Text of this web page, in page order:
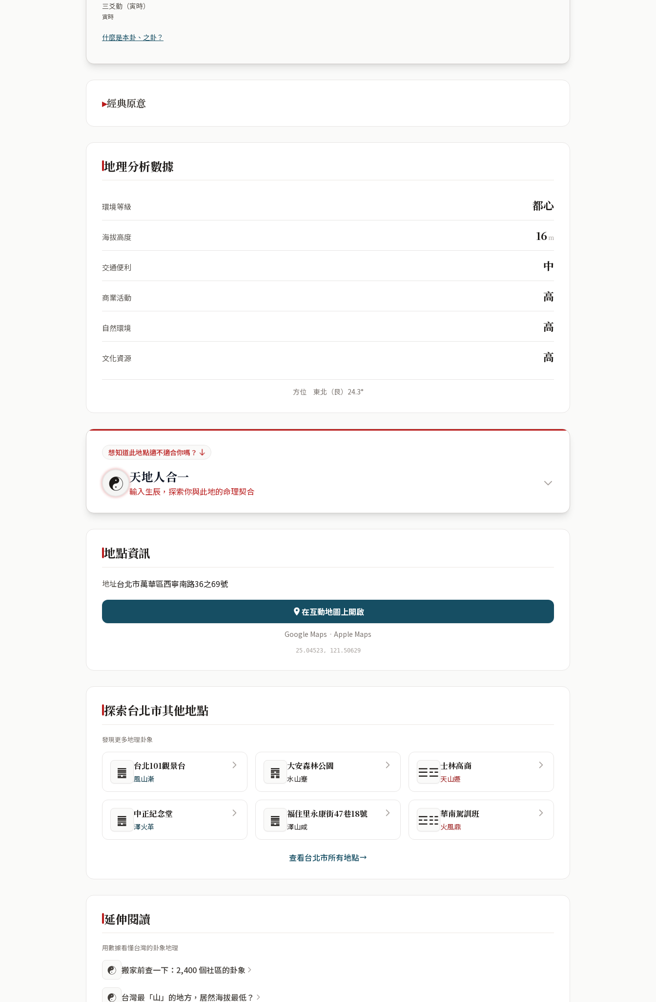
三爻動（寅時）
寅時
什麼是本卦、之卦？
經典原意
地理分析數據
環境等級 都心
海拔高度 16m
交通便利 中
商業活動 高
自然環境 高
文化資源 高
方位 東北（艮）24.3°
想知道此地點適不適合你嗎？
☯ 天地人合一
輸入生辰，探索你與此地的命理契合
地點資訊
地址台北市萬華區西寧南路36之69號
在互動地圖上開啟
Google Maps · Apple Maps
25.04523, 121.50629
探索台北市其他地點
發現更多地理卦象
䷌ 台北101觀景台
風山漸 ䷴ 大安森林公園
水山蹇 ☰☲士林高商
天山遯
䷌ 中正紀念堂
澤火革 ䷌ 福住里永康街47巷18號
澤山咸 ☲☷華南駕訓班
火風鼎
查看台北市所有地點
延伸閱讀
用數據看懂台灣的卦象地理
☯ 搬家前查一下：2,400 個社區的卦象
☯ 台灣最「山」的地方，居然海拔最低？